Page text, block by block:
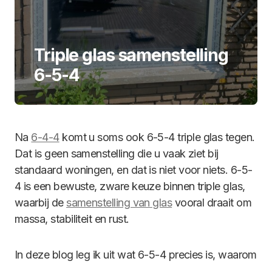
Triple glas samenstelling
6-5-4
Na 6-4-4komt u soms ook 6-5-4 triple glas tegen.
Dat is geen samenstelling die u vaak ziet bij
standaard woningen, en dat is niet voor niets. 6-5-
4 is een bewuste, zware keuze binnen triple glas,
waarbij de samenstelling van glasvooral draait om
massa, stabiliteit en rust.
In deze blog leg ik uit wat 6-5-4 precies is, waarom